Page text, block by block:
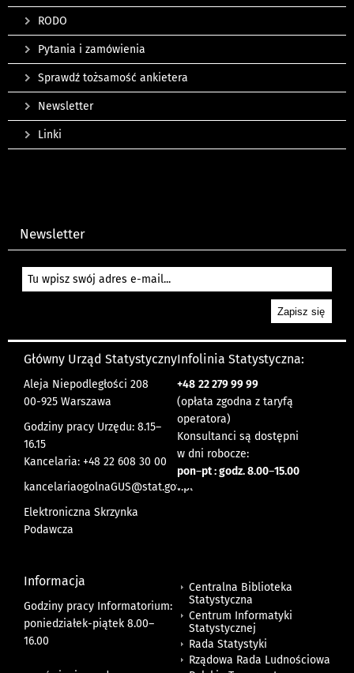
RODO
Pytania i zamówienia
Sprawdź tożsamość ankietera
Newsletter
Linki
Newsletter
Główny Urząd Statystyczny
Aleja Niepodległości 208
00-925 Warszawa
Godziny pracy Urzędu: 8.15–
16.15
Kancelaria: +48 22 608 30 00
kancelariaogolnaGUS@stat.gov.pl
Elektroniczna Skrzynka
Podawcza
Infolinia Statystyczna:
+48 22 279 99 99
(opłata zgodna z taryfą
operatora)
Konsultanci są dostępni
w dni robocze:
pon–pt : godz. 8.00–15.00
Informacja
Godziny pracy Informatorium:
poniedziałek-piątek 8.00–
16.00
Centralna Biblioteka
Statystyczna
Centrum Informatyki
Statystycznej
Rada Statystyki
Rządowa Rada Ludnościowa